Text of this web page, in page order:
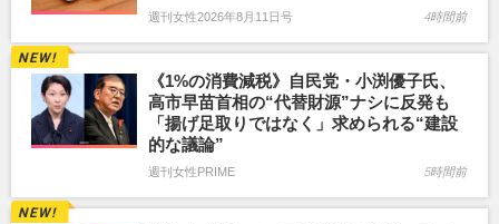
週刊女性2026年8月11日号 4時間前
《1%の消費減税》自民党・小渕優子氏、
高市早苗首相の“代替財源”ナシに反発も
「揚げ足取りではなく」求められる“建設
的な議論”
週刊女性PRIME 5時間前